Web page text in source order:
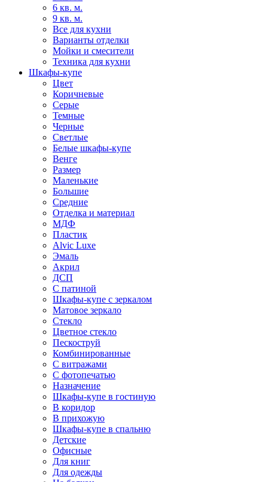
6 кв. м.
9 кв. м.
Все для кухни
Варианты отделки
Мойки и смесители
Техника для кухни
Шкафы-купе
Цвет
Коричневые
Серые
Темные
Черные
Светлые
Белые шкафы-купе
Венге
Размер
Маленькие
Большие
Средние
Отделка и материал
МДФ
Пластик
Alvic Luxe
Эмаль
Акрил
ДСП
С патиной
Шкафы-купе с зеркалом
Матовое зеркало
Стекло
Цветное стекло
Пескоструй
Комбинированные
С витражами
С фотопечатью
Назначение
Шкафы-купе в гостиную
В коридор
В прихожую
Шкафы-купе в спальню
Детские
Офисные
Для книг
Для одежды